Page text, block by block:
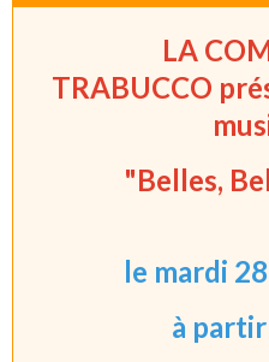
LA
TRABUCCO
"Belles,
le mardi
à